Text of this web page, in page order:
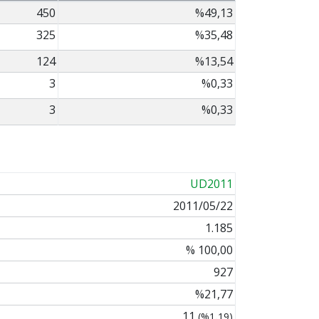
450
%49,13
325
%35,48
124
%13,54
3
%0,33
3 %0,33
UD2011
2011/05/22
1.185
% 100,00
927
%21,77